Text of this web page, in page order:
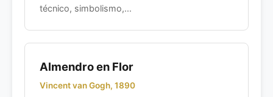
técnico, simbolismo,...
Almendro en Flor
Vincent van Gogh, 1890